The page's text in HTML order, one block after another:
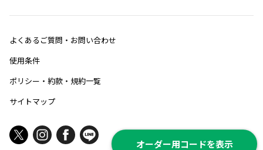
オーダー用コードを表示
よくあるご質問・お問い合わせ
使用条件
ポリシー・約款・規約一覧
サイトマップ